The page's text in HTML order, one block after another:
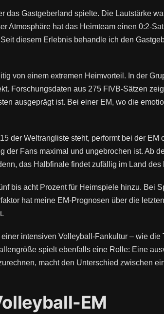
Gastgeberland spielte. Die Lautstärke
Atmosphäre hat das Heimteam einen 0:2-
diesem Erlebnis behandle ich den
von einem extremen Heimvorteil. In der
Forschungsdaten aus 275 FIVB-Sätzen
ausgeprägt ist. Bei einer EM, wo die
der Weltrangliste steht, performt bei der EM
Fans maximal und ungebrochen ist. Ab
das Halbfinale findet zufällig im Land des
bis acht Prozent für Heimspiele hinzu. Bei
hat meine EM-Prognosen über die
intensiven Volleyball-Fankultur – wie
spielt ebenfalls eine Rolle: Eine
macht den Unterschied zwischen
EM